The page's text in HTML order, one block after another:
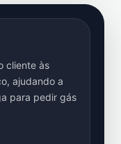
cliente às
ajudando a
para pedir gás